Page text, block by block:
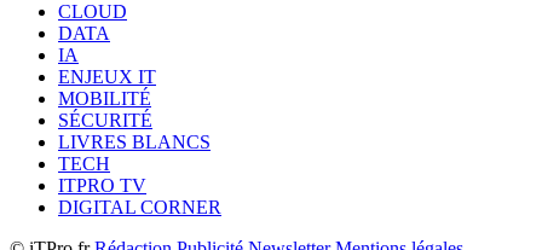
CLOUD
DATA
IA
ENJEUX IT
MOBILITÉ
SÉCURITÉ
LIVRES BLANCS
TECH
ITPRO TV
DIGITAL CORNER